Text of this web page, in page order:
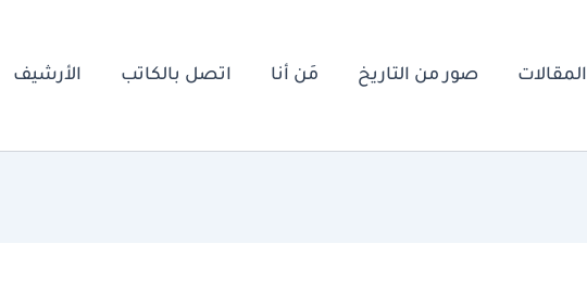
المقالات صور من التاريخ مَن أنا اتصل بالكاتب الأرشيف